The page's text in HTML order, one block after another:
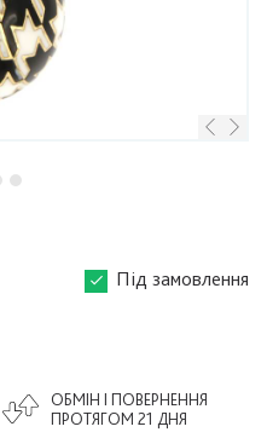
Під замовлення
ОБМІН І ПОВЕРНЕННЯ
ПРОТЯГОМ 21 ДНЯ